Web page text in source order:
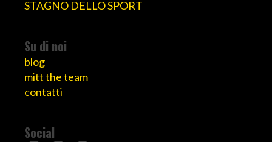
STAGNO DELLO SPORT
Su di noi
blog
mitt the team
contatti
Social